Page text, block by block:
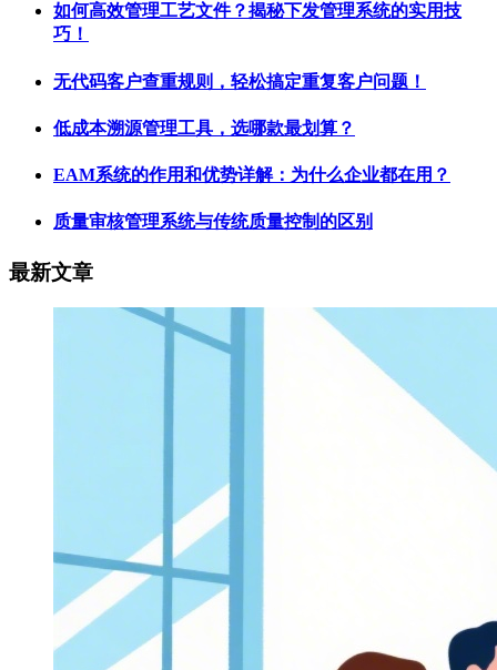
如何高效管理工艺文件？揭秘下发管理系统的实用技
巧！
无代码客户查重规则，轻松搞定重复客户问题！
低成本溯源管理工具，选哪款最划算？
EAM系统的作用和优势详解：为什么企业都在用？
质量审核管理系统与传统质量控制的区别
最新文章